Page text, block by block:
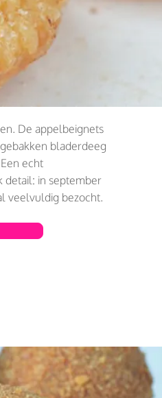
De appelbeignets
bladerdeeg
echt
detail: in september
veelvuldig bezocht.